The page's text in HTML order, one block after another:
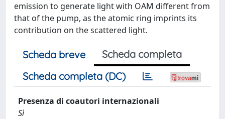
emission to generate light with OAM different from
that of the pump, as the atomic ring imprints its
contribution on the scattered light.
Scheda breve
Scheda completa
Scheda completa (DC)
Presenza di coautori internazionali
Sì